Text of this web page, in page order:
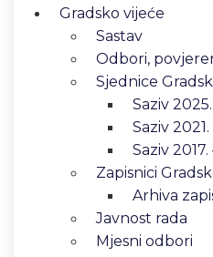
Gradsko vijeće
Sastav
Odbori,
Sjednice
Saziv
Saziv
Saziv 2017.
Zapisnici
Arhiva
Javnost rada
Mjesni odbori